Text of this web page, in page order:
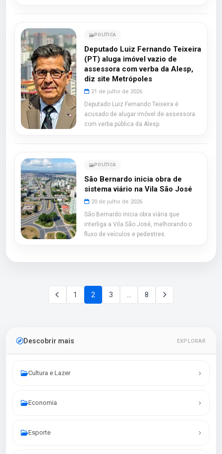
POLÍTICA
Deputado Luiz Fernando Teixeira
(PT) aluga imóvel vazio de
assessora com verba da Alesp,
diz site Metrópoles
21 de julho de 2026
Deputado Luiz Fernando Teixeira é
acusado de alugar imóvel de assessora
com verba pública da Alesp.
POLÍTICA
São Bernardo inicia obra de
sistema viário na Vila São José
20 de julho de 2026
São Bernardo inicia obra viária que
interliga a Vila São José, melhorando o
fluxo de veículos e pedestres.
1 2 3 8
Descobrir mais EXPLORAR
Cultura e Lazer
Economia
Esporte